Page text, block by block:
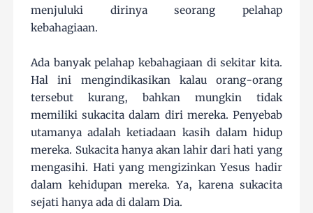
menjuluki dirinya seorang pelahap
kebahagiaan.
Ada banyak pelahap kebahagiaan di sekitar kita.
Hal ini mengindikasikan kalau orang-orang
tersebut kurang, bahkan mungkin tidak
memiliki sukacita dalam diri mereka. Penyebab
utamanya adalah ketiadaan kasih dalam hidup
mereka. Sukacita hanya akan lahir dari hati yang
mengasihi. Hati yang mengizinkan Yesus hadir
dalam kehidupan mereka. Ya, karena sukacita
sejati hanya ada di dalam Dia.